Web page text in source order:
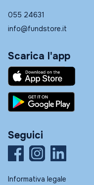
055 24631
info@fundstore.it
Scarica l'app
Seguici
Informativa legale